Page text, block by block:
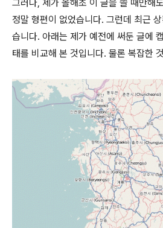
그러나, 제가 올해초 이 글을 쓸 때만해
정말 형편이 없었습니다. 그런데 최근
습니다. 아래는 제가 예전에 써둔 글에
태를 비교해 본 것입니다. 물론 복잡한